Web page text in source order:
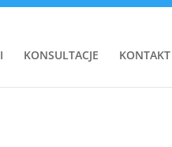
KONSULTACJE KONTAKT